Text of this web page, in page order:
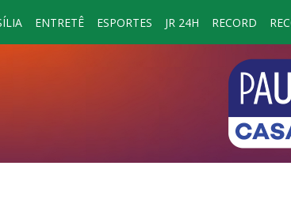
ENTRETÊ ESPORTES JR 24H RECORD